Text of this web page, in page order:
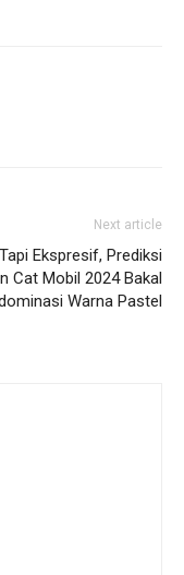
Next article
Ekspresif, Prediksi
Cat Mobil 2024 Bakal
Warna Pastel